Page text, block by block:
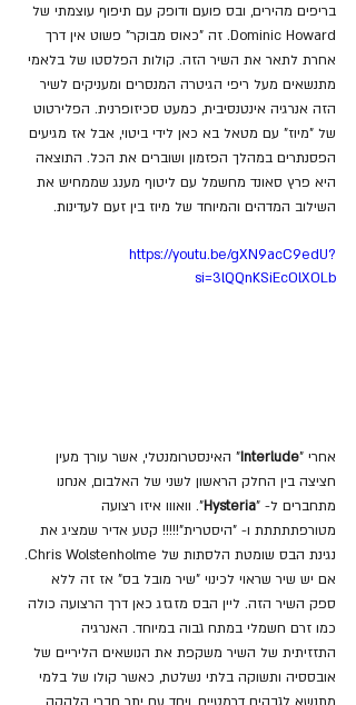
בריפים מהירים, ובס פועם ודופק עם תיפוף עוצמתי של
Dominic Howard. זה "כאוס מבוקר" פשוט אין דרך
אחרת לתאר את השיר הזה. קולות הפלסטו של בלאמי
מתנשאים מעל ריפי הגיטרה המנסרים ומעניקים לשיר
הזה אנרגיה אינטנסיבית, כמעט סכיזופרנית. הפלירטוט
של "מיוז" עם מטאל בא כאן לידי ביטוי, אבל אז מגיעים
הפסנתרים במהלך הפזמון ושוברים את הכל. התוצאה
היא פרץ סאונד מחשמל עם ליטוף מענג שממחיש את
השילוב המדהים והמיוחד של מיוז בין זעם לעדינות.
https://youtu.be/gXN9acC9edU?
si=3lQQnKSiEcOlXOLb
אחרי "Interlude" האינסטרומנטלי, אשר עורך מעין
חציצה בין החלק הראשון לשני של האלבום, אנחנו
מתחברים ל- "Hysteria". וואווו איזו רצועה
מטורפתתתתת ו- "היסטרית"!!!!! קטע אדיר שמציג את
נגינת הבס שומטת הלסתות של Chris Wolstenholme.
אם יש שיר שראוי לכינוי "שיר מובל בס" אז זה ללא
ספק השיר הזה. ליין הבס מזגזג כאן דרך הרצועה כולה
כמו זרם חשמלי במתח גבוה במיוחד. האנרגיה
התזזיתית של השיר משקפת את הנושאים הליריים של
אובססיה ותשוקה בלתי נשלטת, כאשר קולו של בלמי